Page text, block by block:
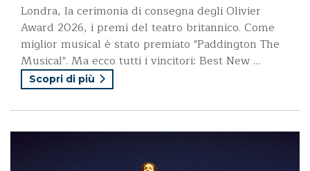
Londra, la cerimonia di consegna degli Olivier
Award 2026, i premi del teatro britannico. Come
miglior musical è stato premiato "Paddington The
Musical". Ma ecco tutti i vincitori: Best New …
Scopri di più